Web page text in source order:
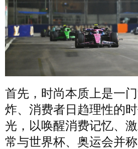
首先，时尚本质上是一
炸、消费者日趋理性的
光，以唤醒消费记忆、
常与世界杯、奥运会并